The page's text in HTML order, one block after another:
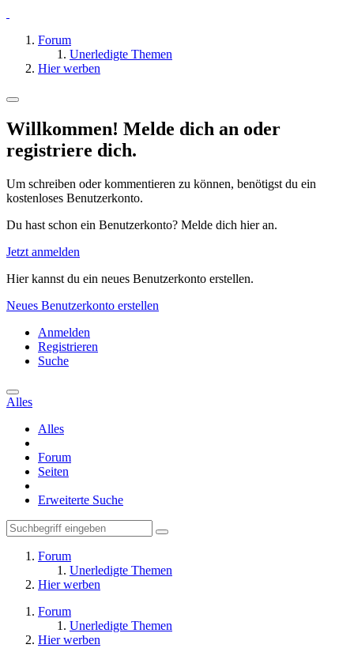
Forum
Unerledigte Themen
Hier werben
Willkommen! Melde dich an oder
registriere dich.
Um schreiben oder kommentieren zu können, benötigst du ein
kostenloses Benutzerkonto.
Du hast schon ein Benutzerkonto? Melde dich hier an.
Jetzt anmelden
Hier kannst du ein neues Benutzerkonto erstellen.
Neues Benutzerkonto erstellen
Anmelden
Registrieren
Suche
Alles
Alles
Forum
Seiten
Erweiterte Suche
Forum
Unerledigte Themen
Hier werben
Forum
Unerledigte Themen
Hier werben